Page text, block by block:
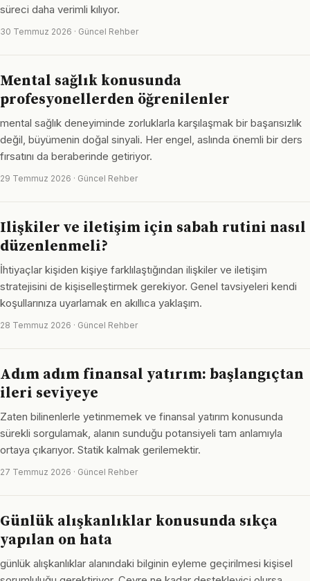
süreci daha verimli kılıyor.
30 Temmuz 2026 · Güncel Rehber
Mental sağlık konusunda
profesyonellerden öğrenilenler
mental sağlık deneyiminde zorluklarla karşılaşmak bir başarısızlık
değil, büyümenin doğal sinyali. Her engel, aslında önemli bir ders
fırsatını da beraberinde getiriyor.
29 Temmuz 2026 · Güncel Rehber
Ilişkiler ve iletişim için sabah rutini nasıl
düzenlenmeli?
İhtiyaçlar kişiden kişiye farklılaştığından ilişkiler ve iletişim
stratejisini de kişiselleştirmek gerekiyor. Genel tavsiyeleri kendi
koşullarınıza uyarlamak en akıllıca yaklaşım.
28 Temmuz 2026 · Güncel Rehber
Adım adım finansal yatırım: başlangıçtan
ileri seviyeye
Zaten bilinenlerle yetinmemek ve finansal yatırım konusunda
sürekli sorgulamak, alanın sunduğu potansiyeli tam anlamıyla
ortaya çıkarıyor. Statik kalmak gerilemektir.
27 Temmuz 2026 · Güncel Rehber
Günlük alışkanlıklar konusunda sıkça
yapılan on hata
günlük alışkanlıklar alanındaki bilginin eyleme geçirilmesi kişisel